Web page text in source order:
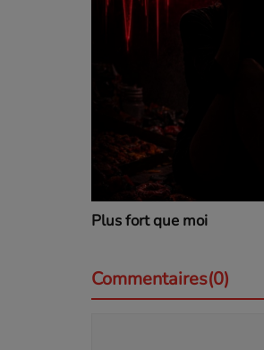
Plus fort que moi
Commentaires(0)